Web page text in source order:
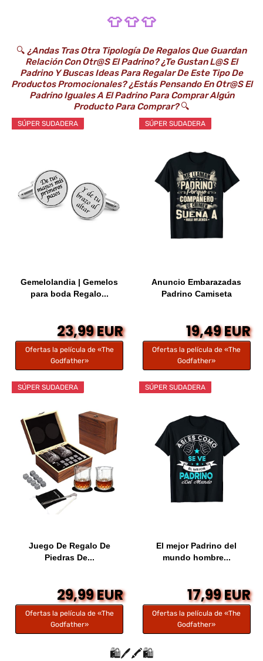
👕 👕 👕
🔍 ¿Andas Tras Otra Tipología De Regalos Que Guardan
Relación Con Otr@s El Padrino? ¿Te Gustan L@s El
Padrino Y Buscas Ideas Para Regalar De Este Tipo De
Productos Promocionales? ¿Estás Pensando En Otr@s El
Padrino Iguales A El Padrino Para Comprar Algún
Producto Para Comprar?🔍
SÚPER SUDADERA
Gemelolandia | Gemelos
para boda Regalo...
23,99 EUR
Ofertas la película de «The
Godfather»
SÚPER SUDADERA
Anuncio Embarazadas
Padrino Camiseta
19,49 EUR
Ofertas la película de «The
Godfather»
SÚPER SUDADERA
Juego De Regalo De
Piedras De...
29,99 EUR
Ofertas la película de «The
Godfather»
SÚPER SUDADERA
El mejor Padrino del
mundo hombre...
17,99 EUR
Ofertas la película de «The
Godfather»
🛍️🖊️🖍️🛍️